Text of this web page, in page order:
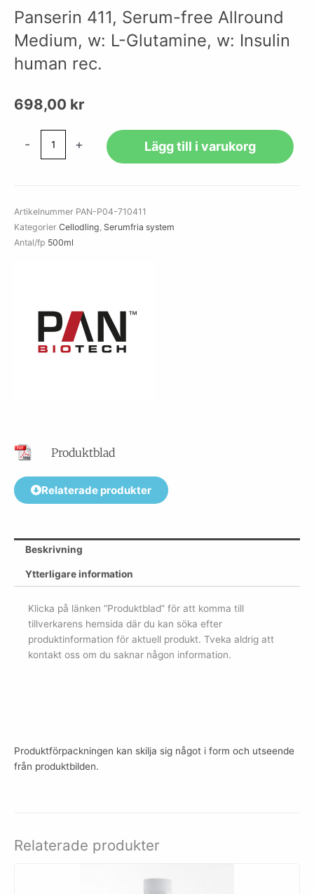
Panserin 411, Serum-free Allround
Medium, w: L-Glutamine, w: Insulin
human rec.
698,00 kr
-
Medium,
w:
L-
+ Lägg till i varukorg
Artikelnummer PAN-P04-710411
Kategorier Cellodling, Serumfria system
Antal/fp 500ml
Produktblad
Relaterade produkter
Beskrivning
Ytterligare information
Klicka på länken ”Produktblad” för att komma till
tillverkarens hemsida där du kan söka efter
produktinformation för aktuell produkt. Tveka aldrig att
kontakt oss om du saknar någon information.
Produktförpackningen kan skilja sig något i form och utseende
från produktbilden.
Relaterade produkter